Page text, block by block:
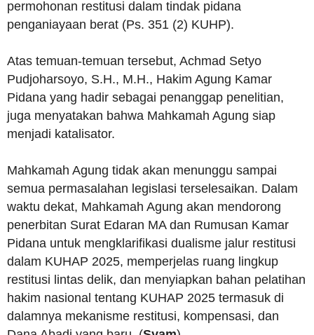
permohonan restitusi dalam tindak pidana
penganiayaan berat (Ps. 351 (2) KUHP).
Atas temuan-temuan tersebut, Achmad Setyo
Pudjoharsoyo, S.H., M.H., Hakim Agung Kamar
Pidana yang hadir sebagai penanggap penelitian,
juga menyatakan bahwa Mahkamah Agung siap
menjadi katalisator.
Mahkamah Agung tidak akan menunggu sampai
semua permasalahan legislasi terselesaikan. Dalam
waktu dekat, Mahkamah Agung akan mendorong
penerbitan Surat Edaran MA dan Rumusan Kamar
Pidana untuk mengklarifikasi dualisme jalur restitusi
dalam KUHAP 2025, memperjelas ruang lingkup
restitusi lintas delik, dan menyiapkan bahan pelatihan
hakim nasional tentang KUHAP 2025 termasuk di
dalamnya mekanisme restitusi, kompensasi, dan